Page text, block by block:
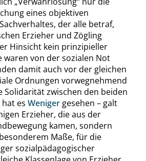
eines objektiven
der alle betraf,
Erzieher und Zögling
Hinsicht kein prinzipieller
waren von der sozialen Not
damit auch vor der gleichen
Ordnungen vorwegnehmend
Solidarität zwischen den beiden
es Weniger gesehen – galt
Erzieher, die aus der
kamen, sondern
Maße, für die
sozialpädagogischer